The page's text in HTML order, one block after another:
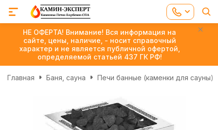
НЕ ОФЕРТА! Внимание! Вся информация на
сайте, цены, наличие, - носит справочный
характер и не является публичной офертой,
определяемой статьей 437 ГК РФ!
Главная Баня, сауна Печи банные (каменки для сауны)